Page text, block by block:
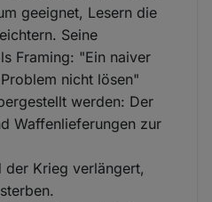
geeignet, Lesern die
Seine
Framing: "Ein naiver
nicht lösen"
werden: Der
Waffenlieferungen zur
der Krieg verlängert,